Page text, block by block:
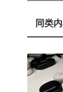
拓展对
人才培
同类